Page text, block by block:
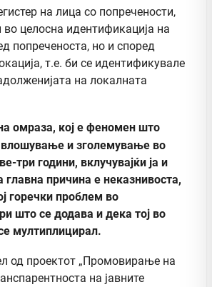
на лица со попречености,
во целосна идентификација на
попреченоста, но и според
т.е. би се идентификувале
на локалната
омраза, кој е феномен што
и зголемување во
три години, вклучувајќи ја и
главна причина е неказнивоста,
горечки проблем во
што се додава и дека тој во
мултиплицирал.
од проектот „Промовирање на
на јавните